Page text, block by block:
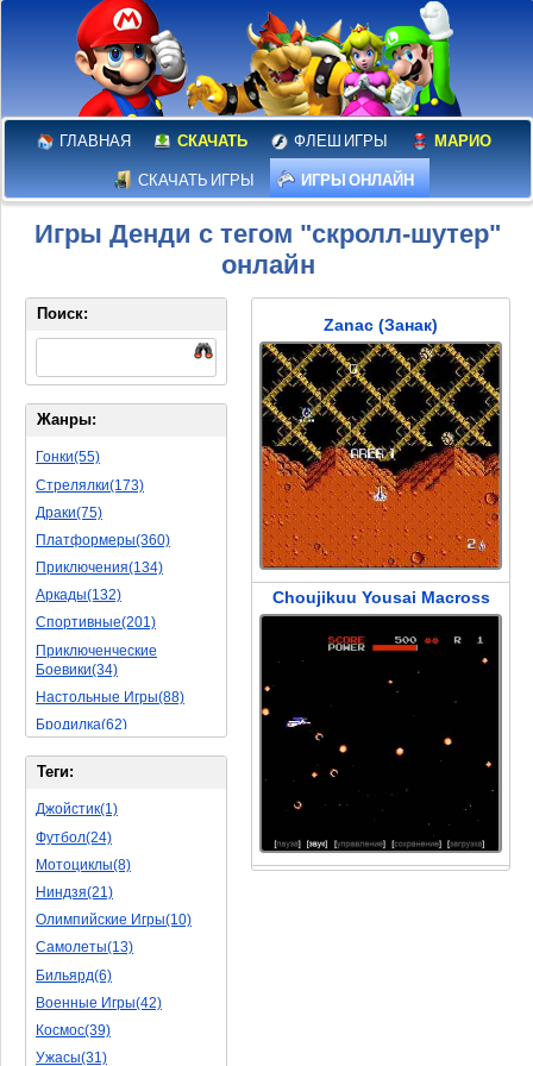
ГЛАВНАЯ СКАЧАТЬ ФЛЕШ ИГРЫ МАРИО
СКАЧАТЬ ИГРЫ ИГРЫ ОНЛАЙН
Игры Денди с тегом "скролл-шутер"
онлайн
Zanac (Занак)
Choujikuu Yousai Macross
Поиск:
Жанры:
Гонки(55)
Стрелялки(173)
Драки(75)
Платформеры(360)
Приключения(134)
Аркады(132)
Спортивные(201)
Приключенческие
Боевики(34)
Настольные Игры(88)
Бродилка(62)
Стратегии(77)
Боевые RPG(50)
Симуляторы(31)
Леталки(24)
Симуляторы Жизни(76)
Уникальный(29)
Логические Игры(35)
Азартные(45)
Ролевые Игры(176)
Боевик(10)
Головоломка(11)
Rpg(14)
Теги:
Джойстик(1)
Футбол(24)
Мотоциклы(8)
Ниндзя(21)
Олимпийские Игры(10)
Самолеты(13)
Бильярд(6)
Военные Игры(42)
Космос(39)
Ужасы(31)